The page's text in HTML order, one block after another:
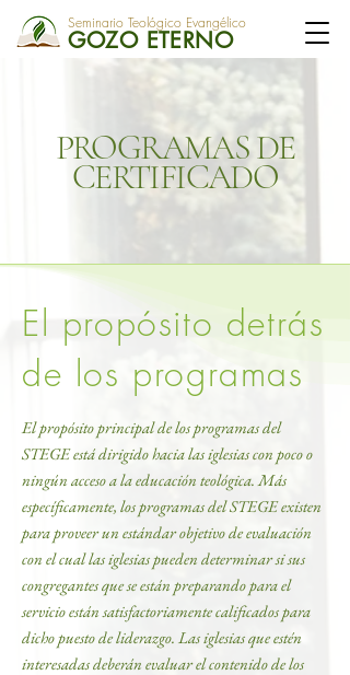
Seminario Teológico Evangélico
GOZO ETERNO
PROGRAMASDE
CERTIFICADO
El propósito detrás
de los programas
El propósito principal de los programas del
STEGE está dirigido hacia las iglesias con poco o
ningún acceso a la educación teológica. Más
específicamente, los programas del STEGE existen
para proveer un estándar objetivo de evaluación
con el cual las iglesias pueden determinar si sus
congregantes que se están preparando para el
servicio están satisfactoriamente calificados para
dicho puesto de liderazgo. Las iglesias que estén
interesadas deberán evaluar el contenido de los